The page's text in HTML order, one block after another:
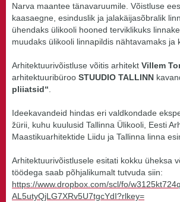
Narva maantee tänavaruumile. Võistluse
kaasaegne, esinduslik ja jalakäijasõbralik
ühendaks ülikooli hooned terviklikuks
muudaks ülikooli linnapildis nähtavamaks ja
Arhitektuurivõistluse võitis arhitekt Villem
arhitektuuribüroo STUUDIO TALLINN
pliiatsid“
Ideekavandeid hindas eri valdkondade
žürii, kuhu kuulusid Tallinna Ülikooli, Eesti
Maastikuarhitektide Liidu ja Tallinna linna
Arhitektuurivõistlusele esitati kokku üheksa
töödega saab põhjalikumalt tutvuda siin:
https://www.dropbox.com/scl/fo/
AL5utyQjLG7XRv5U7tgcYdI?rlkey=